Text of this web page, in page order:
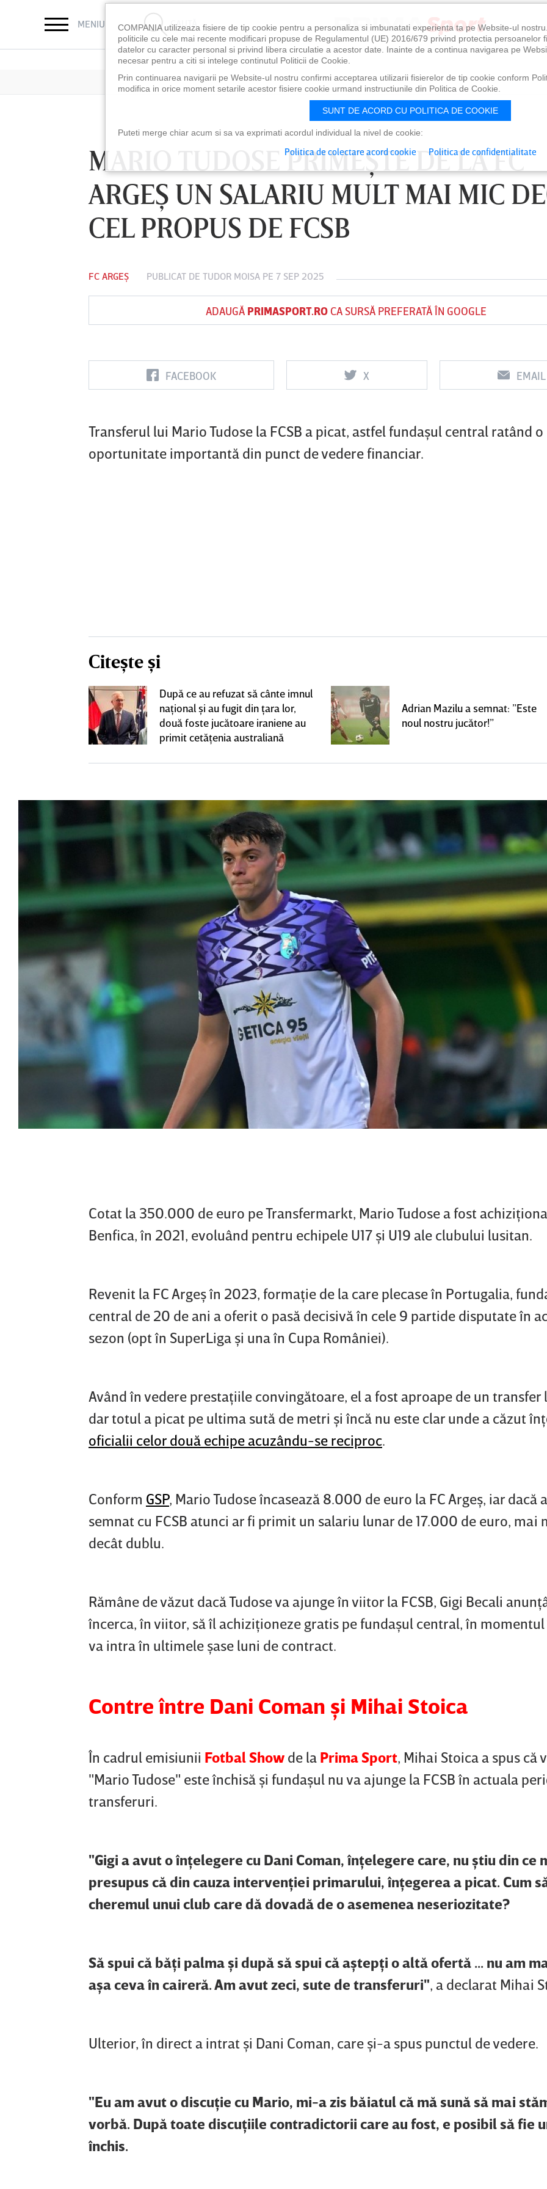
MENIU CAUTĂ
MARIO TUDOSE PRIMEŞTE DE LA FC
ARGEŞ UN SALARIU MULT MAI MIC
CEL PROPUS DE FCSB
FC ARGEȘ PUBLICAT DE TUDOR MOISA PE 7 SEP 2025
ADAUGĂ PRIMASPORT.ROCA SURSĂ PREFERATĂ ÎN GOOGLE
FACEBOOK X EMAIL
Transferul lui Mario Tudose la FCSB a picat, astfel fundaşul central ratând o
oportunitate importantă din punct de vedere financiar.
Citește și
După ce au refuzat să cânte imnul
naţional şi au fugit din ţara lor,
două foste jucătoare iraniene au
primit cetăţenia australiană
Adrian Mazilu a semnat: ”Este
noul nostru jucător!”
Cotat la 350.000 de euro pe Transfermarkt, Mario Tudose a fost
Benfica, în 2021, evoluând pentru echipele U17 şi U19 ale clubului lusitan.
Revenit la FC Argeş în 2023, formaţie de la care plecase în Portugalia,
central de 20 de ani a oferit o pasă decisivă în cele 9 partide disputate în
sezon (opt în SuperLiga şi una în Cupa României).
Având în vedere prestaţiile convingătoare, el a fost aproape de un transfer
dar totul a picat pe ultima sută de metri şi încă nu este clar unde a căzut
oficialii celor două echipe acuzându-se reciproc.
Conform GSP, Mario Tudose încasează 8.000 de euro la FC Argeş, iar dacă
semnat cu FCSB atunci ar fi primit un salariu lunar de 17.000 de euro, mai
decât dublu.
Rămâne de văzut dacă Tudose va ajunge în viitor la FCSB, Gigi Becali
încerca, în viitor, să îl achiziţioneze gratis pe fundaşul central, în
va intra în ultimele şase luni de contract.
Contre între Dani Coman şi Mihai Stoica
În cadrul emisiunii Fotbal Show de la Prima Sport, Mihai Stoica a spus că
"Mario Tudose" este închisă şi fundaşul nu va ajunge la FCSB în actuala
transferuri.
"Gigi a avut o înţelegere cu Dani Coman, înţelegere care, nu ştiu din ce
presupus că din cauza intervenţiei primarului, înţegerea a picat. Cum
cheremul unui club care dă dovadă de o asemenea neseriozitate?
Să spui că băţi palma şi după să spui că aştepţi o altă ofertă ... nu am
aşa ceva în caireră. Am avut zeci, sute de transferuri", a declarat Mihai
Ulterior, în direct a intrat şi Dani Coman, care şi-a spus punctul de vedere.
"Eu am avut o discuţie cu Mario, mi-a zis băiatul că mă sună să mai
vorbă. După toate discuţiile contradictorii care au fost, e posibil să fie
închis.
FC Botoşani
Vs
Corvinul
Hunedoara
Sepsi OSK Sf
Vs
FCSB UTA Arad
0
Vs
Rapid
0
COMPANIA utilizeaza fisiere de tip cookie pentru a personaliza si imbunatati experienta ta pe Website-ul
politicile cu cele mai recente modificari propuse de Regulamentul (UE) 2016/679 privind protectia persoanelor
datelor cu caracter personal si privind libera circulatie a acestor date. Inainte de a continua navigarea pe
necesar pentru a citi si intelege continutul Politicii de Cookie.
Prin continuarea navigarii pe Website-ul nostru confirmi acceptarea utilizarii fisierelor de tip cookie conform
modifica in orice moment setarile acestor fisiere cookie urmand instructiunile din Politica de Cookie.
SUNT DE ACORD CU POLITICA DE COOKIE
Puteti merge chiar acum si sa va exprimati acordul individual la nivel de cookie:
Politica de colectare acord cookie Politica de confidentialitate